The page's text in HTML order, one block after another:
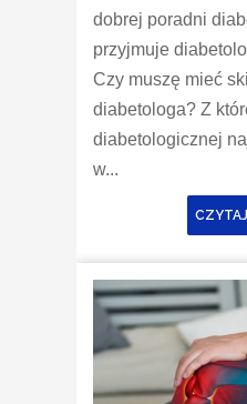
dobrej poradni
przyjmuje
Czy muszę mieć
diabetologa? Z
diabetologicznej
w...